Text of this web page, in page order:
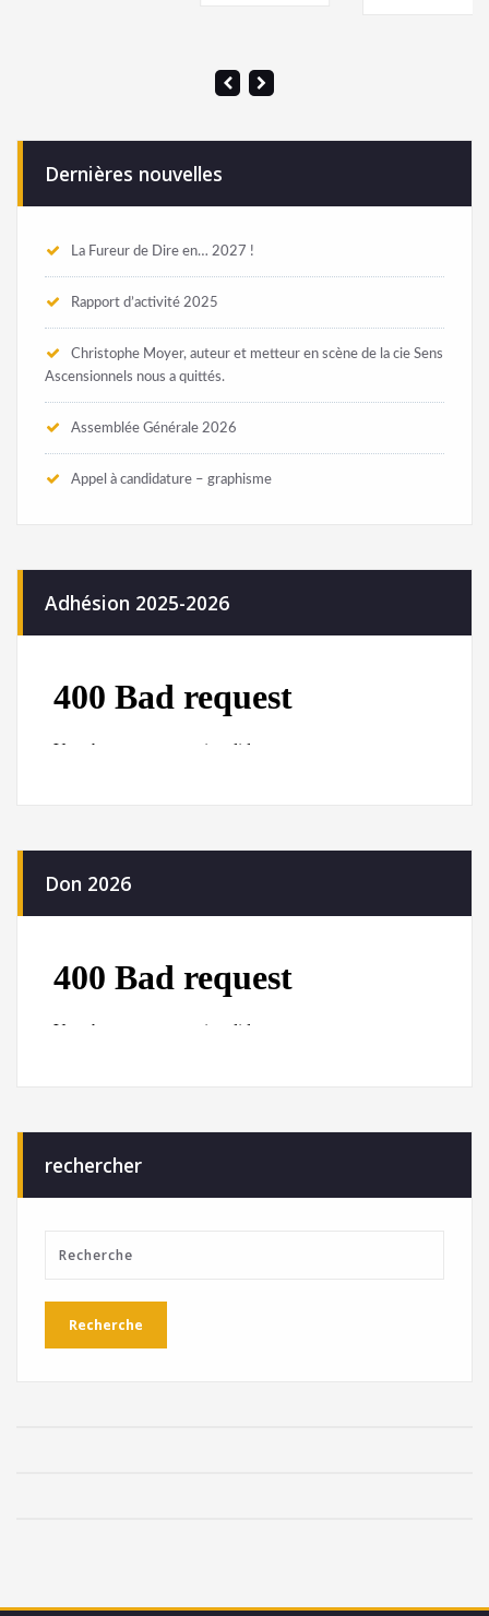
Dernières nouvelles
La Fureur de Dire en… 2027 !
Rapport d’activité 2025
Christophe Moyer, auteur et metteur en scène de la cie Sens
Ascensionnels nous a quittés.
Assemblée Générale 2026
Appel à candidature – graphisme
Adhésion 2025-2026
Don 2026
rechercher